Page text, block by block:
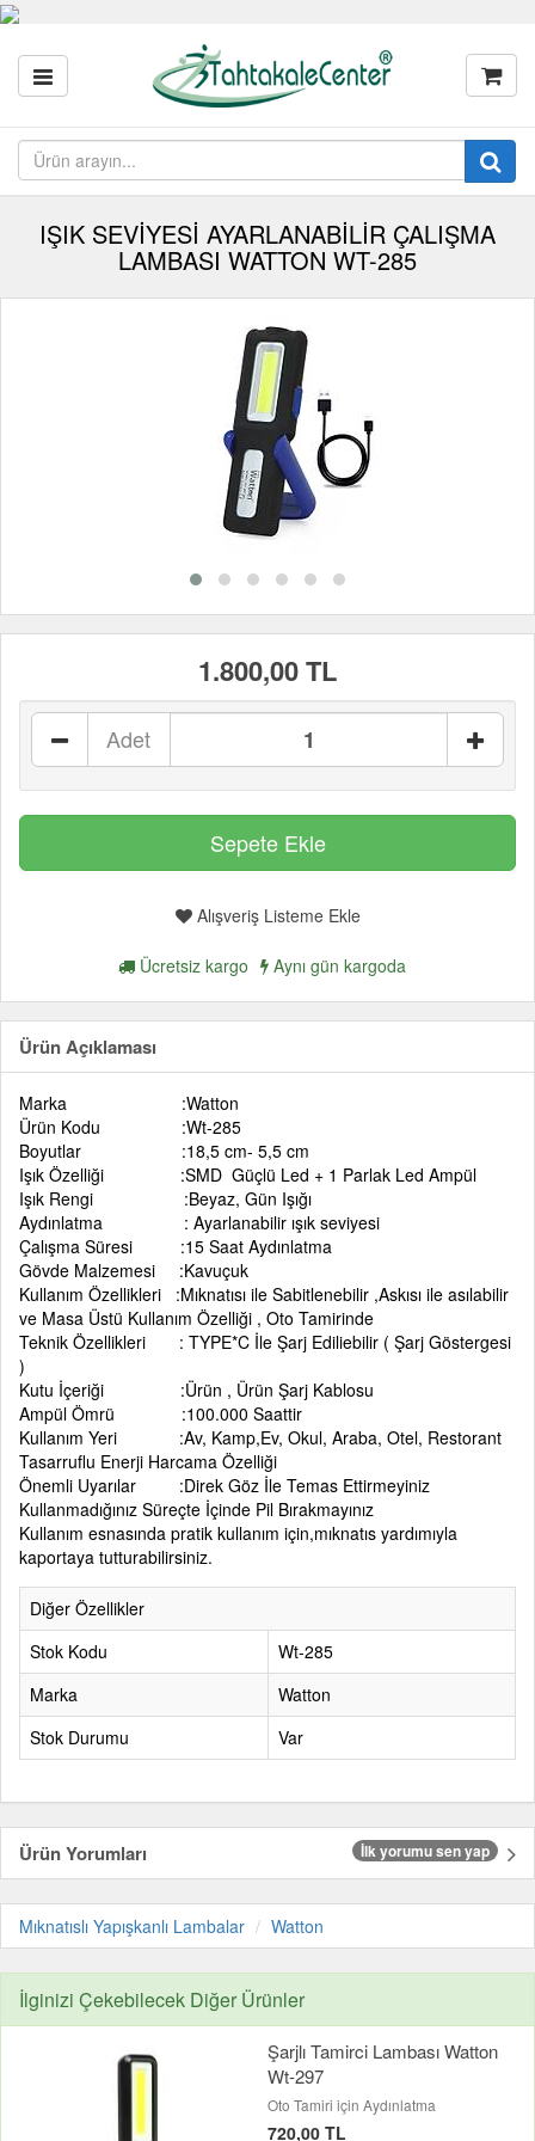
IŞIK SEVİYESİ AYARLANABİLİR ÇALIŞMA
LAMBASI WATTON WT-285
1.800,00 TL
Adet
Alışveriş Listeme Ekle
Ücretsiz kargo Aynı gün kargoda
Ürün Açıklaması
Marka :Watton
Ürün Kodu :Wt-285
Boyutlar :18,5 cm- 5,5 cm
Işık Özelliği :SMD Güçlü Led + 1 Parlak Led Ampül
Işık Rengi :Beyaz, Gün Işığı
Aydınlatma : Ayarlanabilir ışık seviyesi
Çalışma Süresi :15 Saat Aydınlatma
Gövde Malzemesi :Kavuçuk
Kullanım Özellikleri :Mıknatısı ile Sabitlenebilir ,Askısı ile asılabilir
ve Masa Üstü Kullanım Özelliği , Oto Tamirinde
Teknik Özellikleri : TYPE*C İle Şarj Ediliebilir ( Şarj Göstergesi
)
Kutu İçeriği :Ürün , Ürün Şarj Kablosu
Ampül Ömrü :100.000 Saattir
Kullanım Yeri :Av, Kamp,Ev, Okul, Araba, Otel, Restorant
Tasarruflu Enerji Harcama Özelliği
Önemli Uyarılar :Direk Göz İle Temas Ettirmeyiniz
Kullanmadığınız Süreçte İçinde Pil Bırakmayınız
Kullanım esnasında pratik kullanım için,mıknatıs yardımıyla
kaportaya tutturabilirsiniz.
Diğer Özellikler
Stok Kodu
Wt-285
Marka
Watton
Stok Durumu
Var
Ürün Yorumları İlk yorumu sen yap
Mıknatıslı Yapışkanlı Lambalar Watton
İlginizi Çekebilecek Diğer Ürünler
Şarjlı Tamirci Lambası Watton
Wt-297
Oto Tamiri için Aydınlatma
720,00 TL